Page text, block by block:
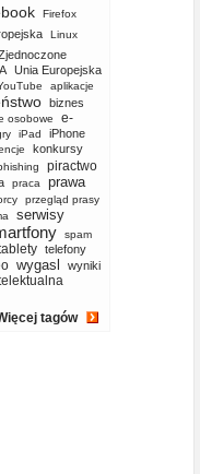
Firefox
Linux
Unia Europejska
aplikacje
biznes
osobowe
e-
iPad iPhone
konkursy
piractwo
praca
prawa
przegląd prasy
serwisy
spam
telefony
wygasl
wyniki
tagów